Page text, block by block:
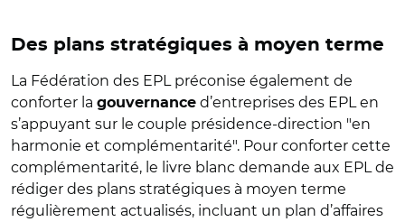
Des plans stratégiques à moyen terme
La Fédération des EPL préconise également de
conforter la gouvernance d’entreprises des EPL en
s’appuyant sur le couple présidence-direction "en
harmonie et complémentarité". Pour conforter cette
complémentarité, le livre blanc demande aux EPL de
rédiger des plans stratégiques à moyen terme
régulièrement actualisés, incluant un plan d’affaires